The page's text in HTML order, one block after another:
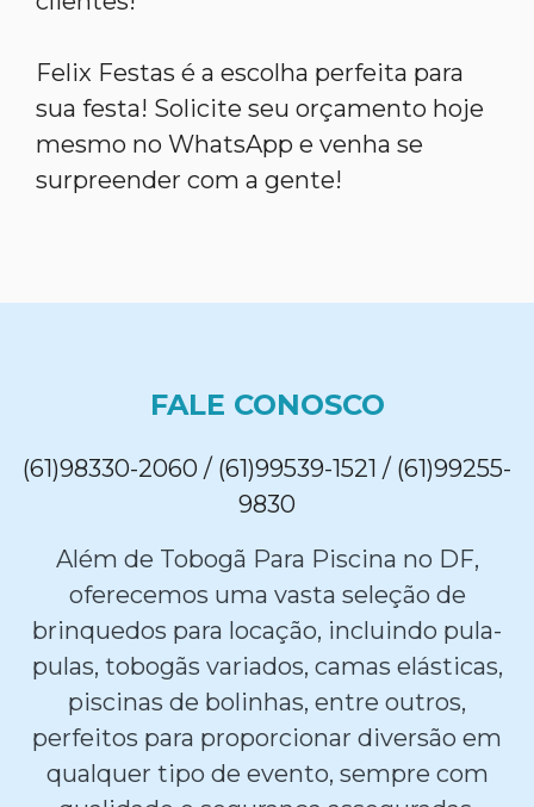
Felix Festas é a escolha perfeita para
sua festa! Solicite seu orçamento hoje
mesmo no WhatsApp e venha se
surpreender com a gente!
FALE CONOSCO
(61)98330-2060 / (61)99539-1521 / (61)99255-
9830
Além de Tobogã Para Piscina no DF,
oferecemos uma vasta seleção de
brinquedos para locação, incluindo pula-
pulas, tobogãs variados, camas elásticas,
piscinas de bolinhas, entre outros,
perfeitos para proporcionar diversão em
qualquer tipo de evento, sempre com